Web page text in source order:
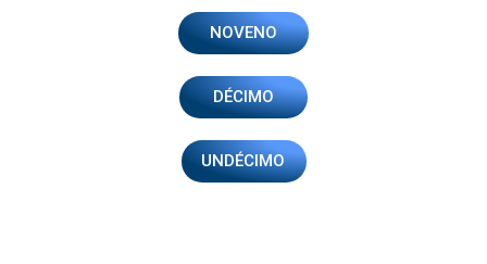
NOVENO
DÉCIMO
UNDÉCIMO